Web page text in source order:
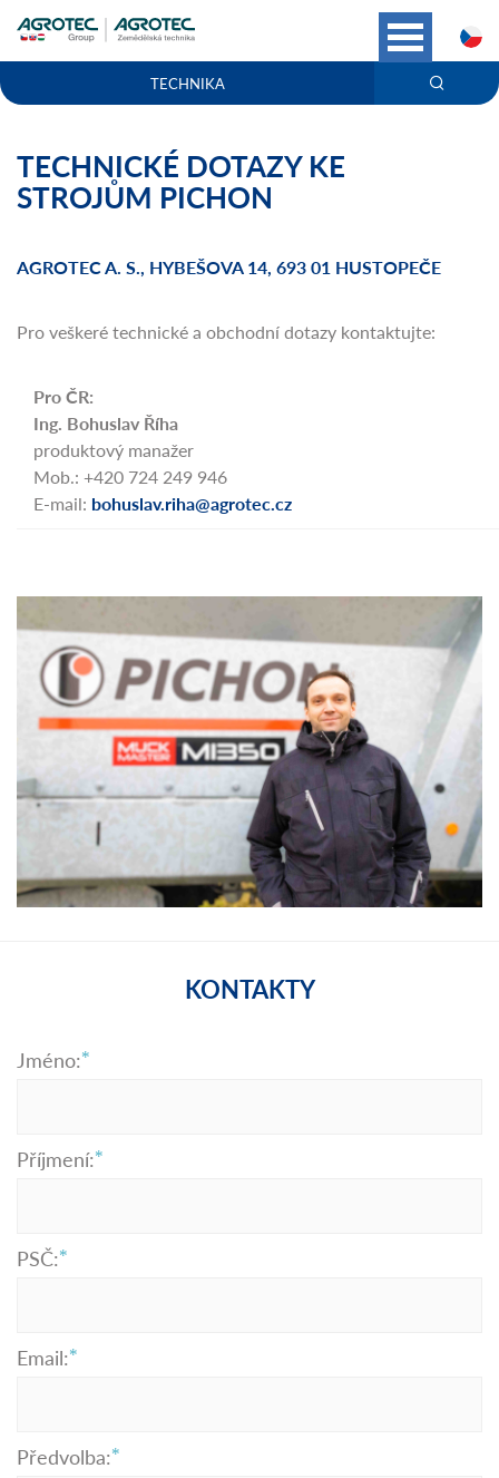
TECHNIKA
TECHNICKÉ DOTAZY KE
STROJŮM PICHON
AGROTEC A. S., HYBEŠOVA 14, 693 01 HUSTOPEČE
Pro veškeré technické a obchodní dotazy kontaktujte:
Pro ČR:
Ing. Bohuslav Říha
produktový manažer
Mob.: +420 724 249 946
E-mail: bohuslav.riha@agrotec.cz
KONTAKTY
Jméno:
Příjmení:
PSČ:
Email:
Předvolba: